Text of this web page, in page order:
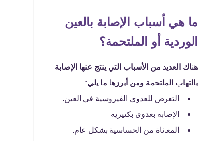
ما هي أسباب الإصابة بالعين
الوردية أو الملتحمة؟
هناك العديد من الأسباب التي ينتج عنها الإصابة
بالتهاب الملتحمة ومن أبرزها ما يلي:
التعرض للعدوى الفيروسية في العين.
الإصابة بعدوى بكتيرية.
المعاناة من الحساسية بشكل عام.